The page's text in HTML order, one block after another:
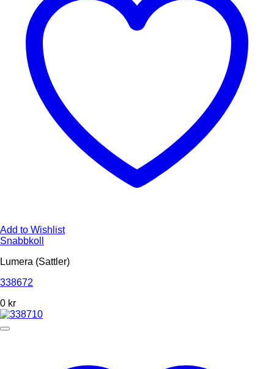
Add to Wishlist
Snabbkoll
Lumera (Sattler)
338672
0 kr